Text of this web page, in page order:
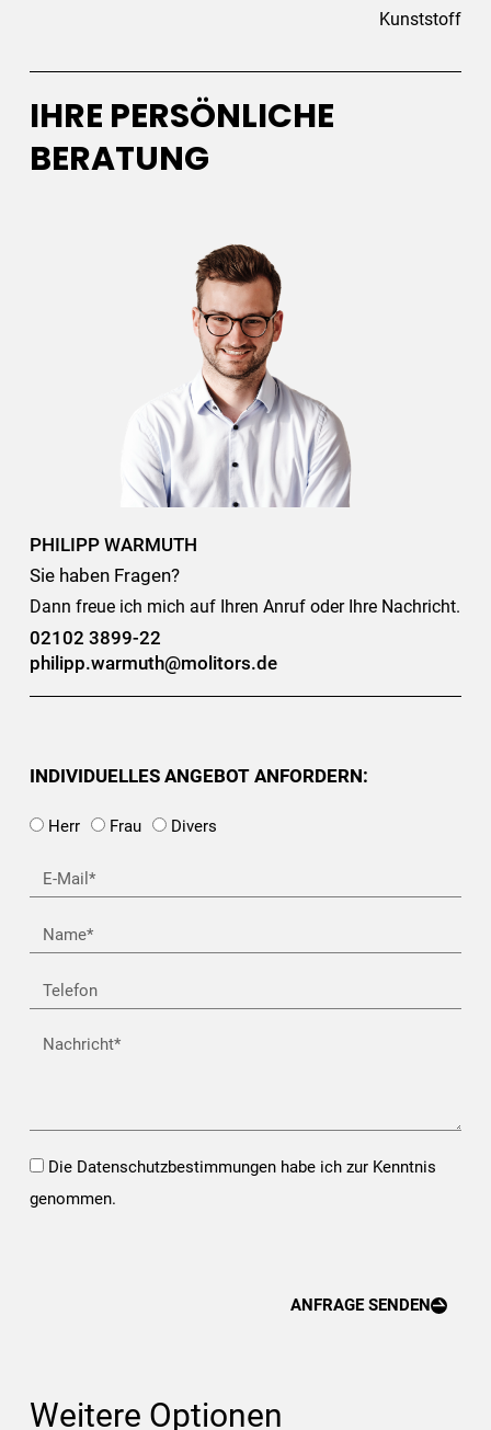
Kunststoff
IHRE PERSÖNLICHE
BERATUNG
PHILIPP WARMUTH
Sie haben Fragen?
Dann freue ich mich auf Ihren Anruf oder Ihre Nachricht.
02102 3899-22
philipp.warmuth@molitors.de
INDIVIDUELLES ANGEBOT ANFORDERN:
Herr Frau Divers
Name
Telefon
Nachricht
Opt-
In*
Die Datenschutzbestimmungen habe ich zur Kenntnis
genommen.
ANFRAGE SENDEN
Weitere Optionen